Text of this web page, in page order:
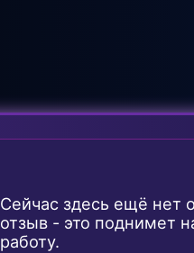
Сейчас здесь ещё нет
отзыв - это поднимет
работу.